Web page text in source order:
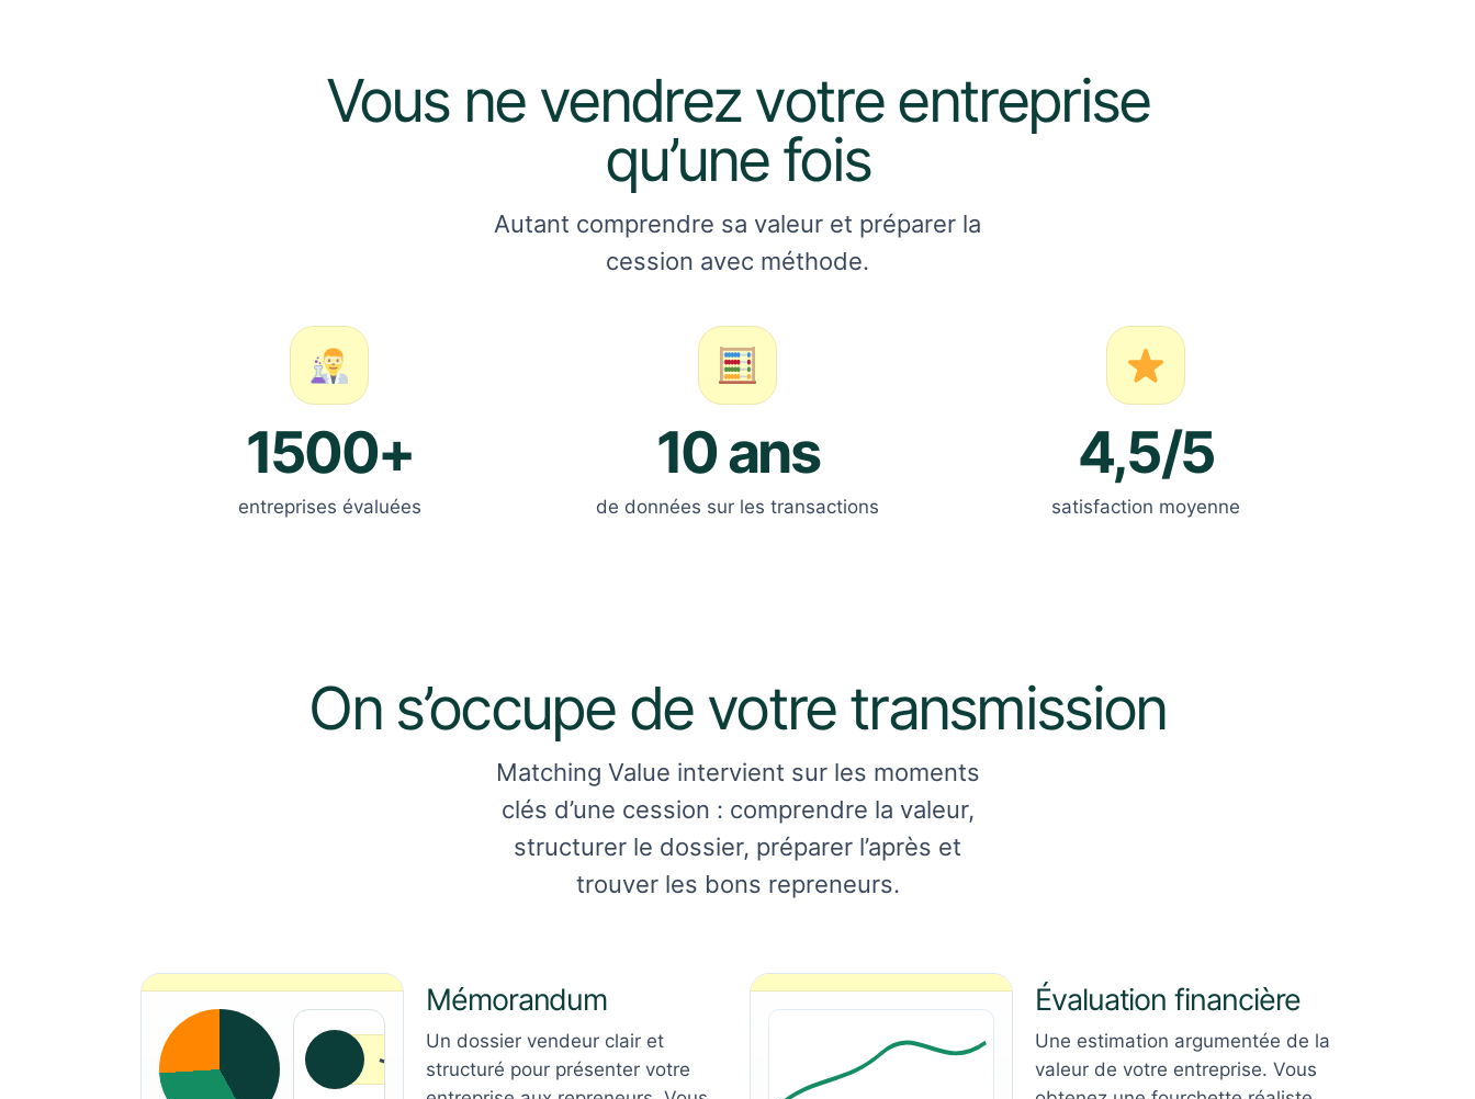
Vous ne vendrez votre entreprise
qu’une fois
Autant comprendre sa valeur et préparer la
cession avec méthode.
1500+
entreprises évaluées
10 ans
de données sur les transactions
4,5/5
satisfaction moyenne
On s’occupe de votre transmission
Matching Value intervient sur les moments
clés d’une cession : comprendre la valeur,
structurer le dossier, préparer l’après et
trouver les bons repreneurs.
Mémorandum
Un dossier vendeur clair et
structuré pour présenter votre
Évaluation financière
Une estimation argumentée de la
valeur de votre entreprise. Vous